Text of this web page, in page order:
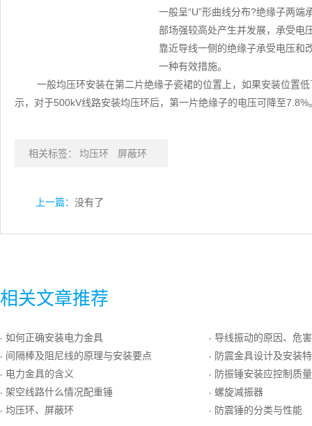
一般呈“U”形曲线分布?绝缘子两
部场强较高处产生并发展，承受电
靠近导线一侧的绝缘子承受电压和
一种有效措施。
一般均压环安装在第二片绝缘子瓷裙的位置上，如果安装位置
示，对于500kV线路安装均压环后，第一片绝缘子的电压可降至7.8%
相关标签： 均压环 屏蔽环
上一篇： 没有了
相关文章推荐
· 如何正确安装电力金具
· 间隔棒及阻尼线的原理与安装要点
· 电力金具的含义
· 架空线路什么情况配重锤
· 均压环、屏蔽环
· 导线振动的原因、危
· 防震金具设计及安装
· 防振锤安装应控制质
· 螺旋减振器
· 防震锤的分类与性能